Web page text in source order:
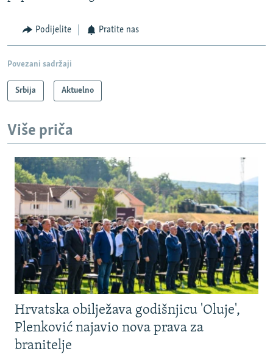
Podijelite Pratite nas
Povezani sadržaji
Srbija Aktuelno
Više priča
Hrvatska obilježava godišnjicu 'Oluje',
Plenković najavio nova prava za
branitelje